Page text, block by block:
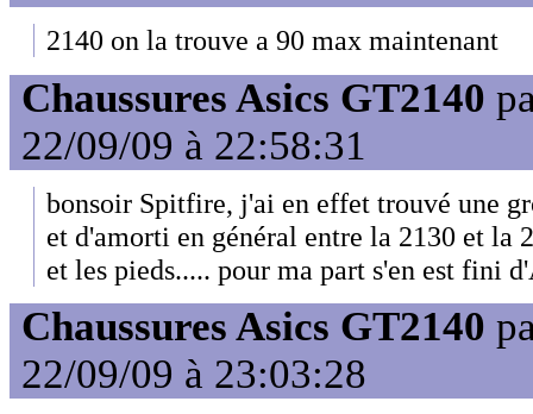
2140 on la trouve a 90 max maintenant
Chaussures Asics GT2140
22/09/09 à 22:58:31
bonsoir Spitfire, j'ai en effet trouvé une
et d'amorti en général entre la 2130 et la
et les pieds..... pour ma part s'en est fini
Chaussures Asics GT2140
22/09/09 à 23:03:28